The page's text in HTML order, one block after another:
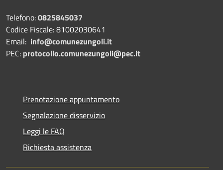
Telefono:0825845037
Codice Fiscale: 81002030641
Email: info@comunezungoli.it
PEC: protocollo.comunezungoli@pec.it
Prenotazione appuntamento
Segnalazione disservizio
Leggi le FAQ
Richiesta assistenza